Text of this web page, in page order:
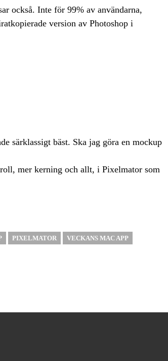
också. Inte för 99% av användarna,
version av Photoshop i
särklassigt bäst. Ska jag göra en mockup
mer kerning och allt, i Pixelmator som
PIXELMATOR VECKANS MAC APP